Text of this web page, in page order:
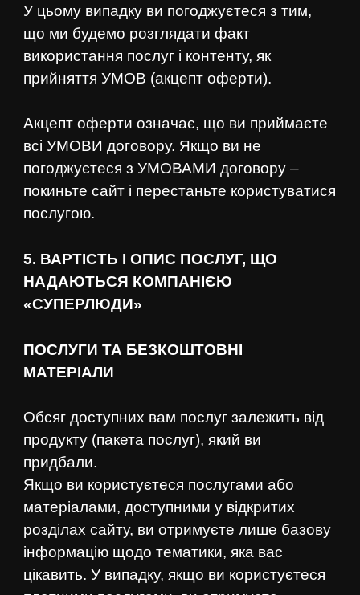
У цьому випадку ви погоджуєтеся з тим,
що ми будемо розглядати факт
використання послуг і контенту, як
прийняття УМОВ (акцепт оферти).
Акцепт оферти означає, що ви приймаєте
всі УМОВИ договору. Якщо ви не
погоджуєтеся з УМОВАМИ договору –
покиньте сайт і перестаньте користуватися
послугою.
5. ВАРТІСТЬ І ОПИС ПОСЛУГ, ЩО
НАДАЮТЬСЯ КОМПАНІЄЮ
«СУПЕРЛЮДИ»
ПОСЛУГИ ТА БЕЗКОШТОВНІ
МАТЕРІАЛИ
Обсяг доступних вам послуг залежить від
продукту (пакета послуг), який ви
придбали.
Якщо ви користуєтеся послугами або
матеріалами, доступними у відкритих
розділах сайту, ви отримуєте лише базову
інформацію щодо тематики, яка вас
цікавить. У випадку, якщо ви користуєтеся